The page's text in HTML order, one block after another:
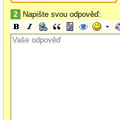
2 Napište svou odpověď: